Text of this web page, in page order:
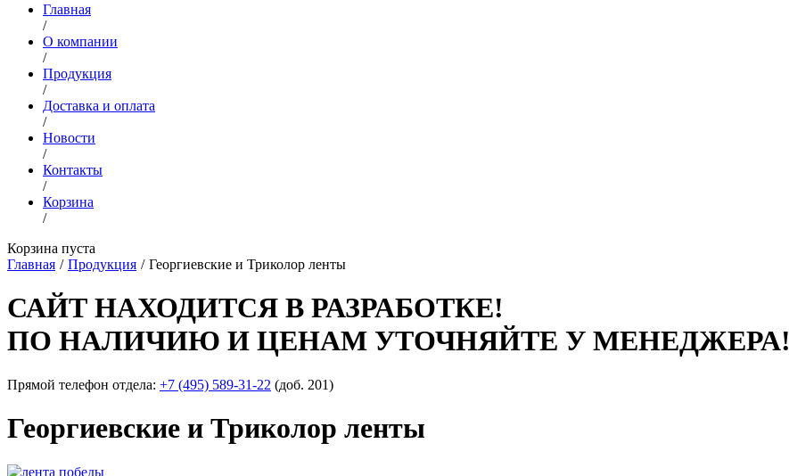
Главная
/
О компании
/
Продукция
/
Доставка и оплата
/
Новости
/
Контакты
/
Корзина
/
Корзина пуста
Главная / Продукция / Георгиевские и Триколор ленты
САЙТ НАХОДИТСЯ В РАЗРАБОТКЕ!
ПО НАЛИЧИЮ И ЦЕНАМ УТОЧНЯЙТЕ У МЕНЕДЖЕРА!
Прямой телефон отдела: +7 (495) 589-31-22 (доб. 201)
Георгиевские и Триколор ленты